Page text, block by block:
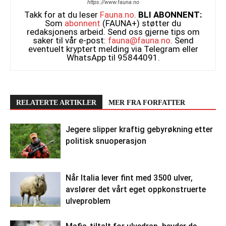
https://www.fauna.no
Takk for at du leser Fauna.no. BLI ABONNENT:
Som abonnent (FAUNA+) støtter du
redaksjonens arbeid. Send oss gjerne tips om
saker til vår e-post: fauna@fauna.no. Send
eventuelt kryptert melding via Telegram eller
WhatsApp til 95844091.
RELATERTE ARTIKLER MER FRA FORFATTER
Jegere slipper kraftig gebyrøkning etter
politisk snuoperasjon
Når Italia lever fint med 3500 ulver,
avslører det vårt eget oppkonstruerte
ulveproblem